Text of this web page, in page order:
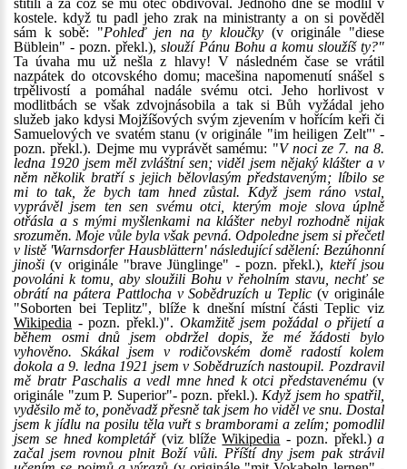
štítili a za což se mu otec obdivoval. Jednoho dne se modlil v
kostele. když tu padl jeho zrak na ministranty a on si pověděl
sám k sobě: "Pohleď jen na ty kloučky(v originále "diese
Büblein" - pozn. překl.),slouží Pánu Bohu a komu sloužíš ty?"
Ta úvaha mu už nešla z hlavy! V následném čase se vrátil
nazpátek do otcovského domu; macešina napomenutí snášel s
trpělivostí a pomáhal nadále svému otci. Jeho horlivost v
modlitbách se však zdvojnásobila a tak si Bůh vyžádal jeho
služeb jako kdysi Mojžíšových svým zjevením v hořícím keři či
Samuelových ve svatém stanu (v originále "im heiligen Zelt"' -
pozn. překl.). Dejme mu vyprávět samému: "V noci ze 7. na 8.
ledna 1920 jsem měl zvláštní sen; viděl jsem nějaký klášter a v
něm několik bratří s jejich bělovlasým představeným; líbilo se
mi to tak, že bych tam hned zůstal. Když jsem ráno vstal,
vyprávěl jsem ten sen svému otci, kterým moje slova úplně
otřásla a s mými myšlenkami na klášter nebyl rozhodně nijak
srozuměn. Moje vůle byla však pevná. Odpoledne jsem si přečetl
v listě 'Warnsdorfer Hausblättern' následující sdělení: Bezúhonní
jinoši (v originále "brave Jünglinge" - pozn. překl.), kteří jsou
povoláni k tomu, aby sloužili Bohu v řeholním stavu, nechť se
obrátí na pátera Pattlocha v Sobědruzích u Teplic (v originále
"Soborten bei Teplitz", blíže k dnešní místní části Teplic viz
Wikipedia - pozn. překl.)". Okamžitě jsem požádal o přijetí a
během osmi dnů jsem obdržel dopis, že mé žádosti bylo
vyhověno. Skákal jsem v rodičovském domě radostí kolem
dokola a 9. ledna 1921 jsem v Sobědruzích nastoupil. Pozdravil
mě bratr Paschalis a vedl mne hned k otci představenému(v
originále "zum P. Superior"- pozn. překl.). Když jsem ho spatřil,
vyděsilo mě to, poněvadž přesně tak jsem ho viděl ve snu. Dostal
jsem k jídlu na posilu těla vuřt s bramborami a zelím; pomodlil
jsem se hned kompletář(viz blížeWikipedia - pozn. překl.)a
začal jsem rovnou plnit Boží vůli. Příští dny jsem pak strávil